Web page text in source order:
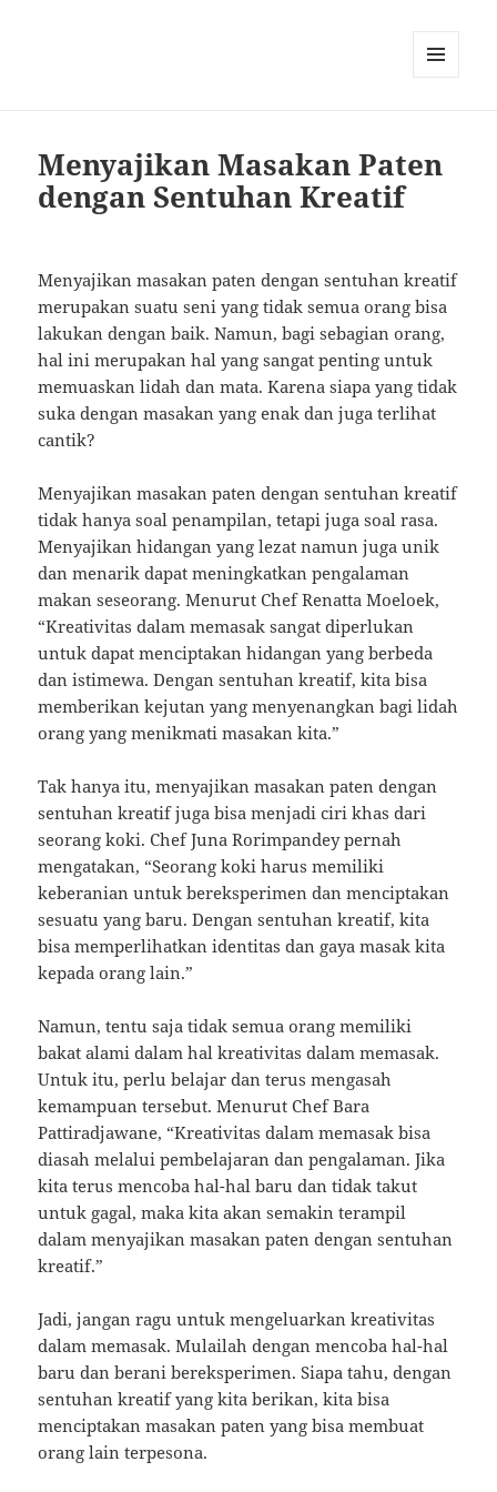
Menyajikan Masakan Paten
dengan Sentuhan Kreatif
Menyajikan masakan paten dengan sentuhan kreatif
merupakan suatu seni yang tidak semua orang bisa
lakukan dengan baik. Namun, bagi sebagian orang,
hal ini merupakan hal yang sangat penting untuk
memuaskan lidah dan mata. Karena siapa yang tidak
suka dengan masakan yang enak dan juga terlihat
cantik?
Menyajikan masakan paten dengan sentuhan kreatif
tidak hanya soal penampilan, tetapi juga soal rasa.
Menyajikan hidangan yang lezat namun juga unik
dan menarik dapat meningkatkan pengalaman
makan seseorang. Menurut Chef Renatta Moeloek,
“Kreativitas dalam memasak sangat diperlukan
untuk dapat menciptakan hidangan yang berbeda
dan istimewa. Dengan sentuhan kreatif, kita bisa
memberikan kejutan yang menyenangkan bagi lidah
orang yang menikmati masakan kita.”
Tak hanya itu, menyajikan masakan paten dengan
sentuhan kreatif juga bisa menjadi ciri khas dari
seorang koki. Chef Juna Rorimpandey pernah
mengatakan, “Seorang koki harus memiliki
keberanian untuk bereksperimen dan menciptakan
sesuatu yang baru. Dengan sentuhan kreatif, kita
bisa memperlihatkan identitas dan gaya masak kita
kepada orang lain.”
Namun, tentu saja tidak semua orang memiliki
bakat alami dalam hal kreativitas dalam memasak.
Untuk itu, perlu belajar dan terus mengasah
kemampuan tersebut. Menurut Chef Bara
Pattiradjawane, “Kreativitas dalam memasak bisa
diasah melalui pembelajaran dan pengalaman. Jika
kita terus mencoba hal-hal baru dan tidak takut
untuk gagal, maka kita akan semakin terampil
dalam menyajikan masakan paten dengan sentuhan
kreatif.”
Jadi, jangan ragu untuk mengeluarkan kreativitas
dalam memasak. Mulailah dengan mencoba hal-hal
baru dan berani bereksperimen. Siapa tahu, dengan
sentuhan kreatif yang kita berikan, kita bisa
menciptakan masakan paten yang bisa membuat
orang lain terpesona.